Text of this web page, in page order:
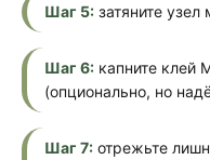
Шаг 5: затяните
Шаг 6: капните клей
(опционально, но
Шаг 7: отрежьте